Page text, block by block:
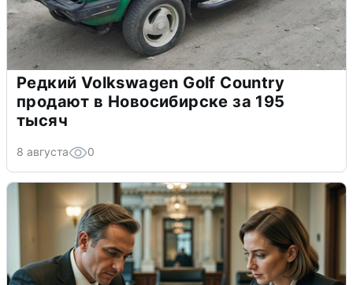
Редкий Volkswagen Golf Country
продают в Новосибирске за 195
тысяч
8 августа 0